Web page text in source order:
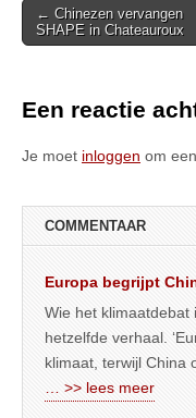
Post
navigation
← Chinezen vervangen
SHAPE in Chateauroux
Een reactie
Je moet inloggen om
COMMENTAAR
Europa begrijpt
Wie het klimaatdebat
hetzelfde verhaal.
klimaat, terwijl China
… >> lees meer